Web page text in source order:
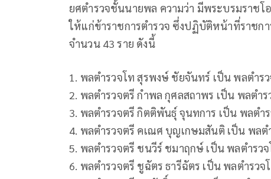
ยศตำรวจชั้นนายพล ความว่า มีพระบรมราช
ให้แก่ข้าราชการตำรวจ ซึ่งปฏิบัติหน้าที่ราชก
จำนวน 43 ราย ดังนี้
1. พลตํารวจโท สุรพงษ์ ชัยจันทร์ เป็น พลตํารว
2. พลตํารวจตรี กําพล กุศลสถาพร เป็น พลตําร
3. พลตํารวจตรี กิตติพันธุ์ จุนทการ เป็น พลตํา
4. พลตํารวจตรี คเณศ บุญเกษมสันติ เป็น พลตํ
5. พลตํารวจตรี ชนวีร์ ชมาฤกษ์ เป็น พลตํารว
6. พลตํารวจตรี ชูฉัตร ธารีฉัตร เป็น พลตํารวจ